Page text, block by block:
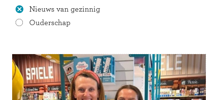
Nieuws van gezinnig
Ouderschap